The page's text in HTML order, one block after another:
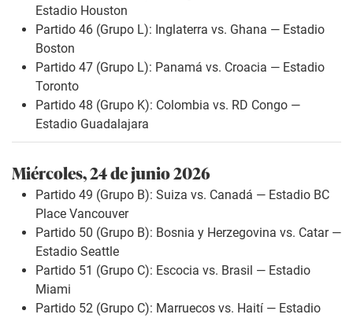
Estadio Houston
Partido 46 (Grupo L): Inglaterra vs. Ghana — Estadio
Boston
Partido 47 (Grupo L): Panamá vs. Croacia — Estadio
Toronto
Partido 48 (Grupo K): Colombia vs. RD Congo —
Estadio Guadalajara
Miércoles, 24 de junio 2026
Partido 49 (Grupo B): Suiza vs. Canadá — Estadio BC
Place Vancouver
Partido 50 (Grupo B): Bosnia y Herzegovina vs. Catar —
Estadio Seattle
Partido 51 (Grupo C): Escocia vs. Brasil — Estadio
Miami
Partido 52 (Grupo C): Marruecos vs. Haití — Estadio